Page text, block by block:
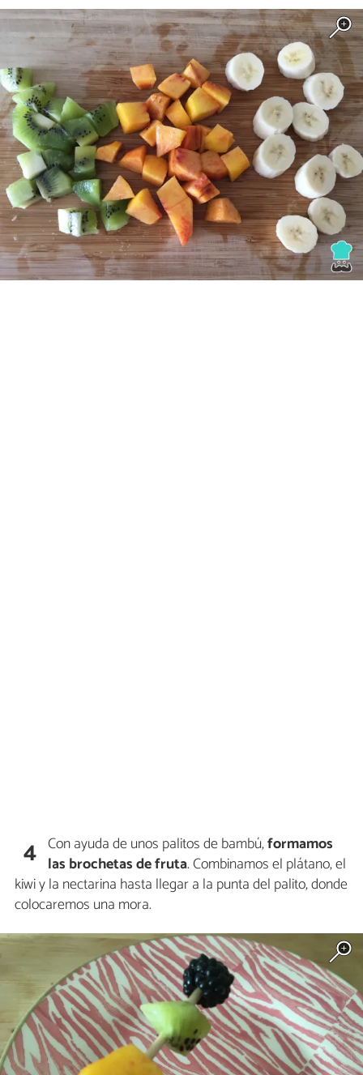
4 Con ayuda de unos palitos de bambú,formamos
las brochetas de fruta. Combinamos el plátano, el
kiwi y la nectarina hasta llegar a la punta del palito, donde
colocaremos una mora.